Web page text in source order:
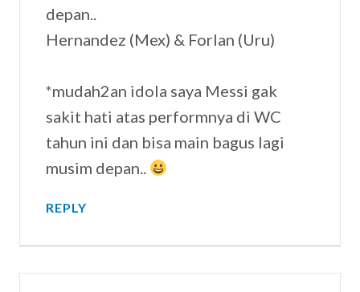
depan..
Hernandez (Mex) & Forlan (Uru)
*mudah2an idola saya Messi gak
sakit hati atas performnya di WC
tahun ini dan bisa main bagus lagi
musim depan..
REPLY